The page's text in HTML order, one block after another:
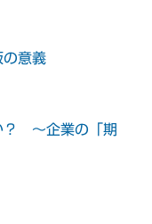
の意義
？ ～企業の「期